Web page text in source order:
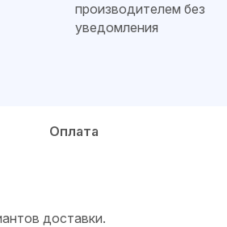
производителем без
уведомления
Оплата
доставки.